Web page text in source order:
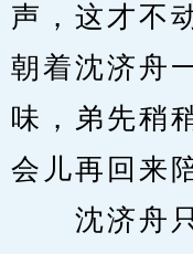
声，这才不
朝着沈济舟
味，弟先稍
会儿再回来
沈济舟只